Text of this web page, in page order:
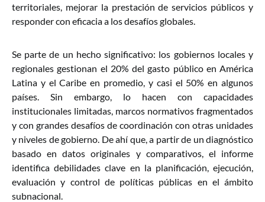
territoriales, mejorar la prestación de servicios públicos y
responder con eficacia a los desafíos globales.
Se parte de un hecho significativo: los gobiernos locales y
regionales gestionan el 20% del gasto público en América
Latina y el Caribe en promedio, y casi el 50% en algunos
países. Sin embargo, lo hacen con capacidades
institucionales limitadas, marcos normativos fragmentados
y con grandes desafíos de coordinación con otras unidades
y niveles de gobierno. De ahí que, a partir de un diagnóstico
basado en datos originales y comparativos, el informe
identifica debilidades clave en la planificación, ejecución,
evaluación y control de políticas públicas en el ámbito
subnacional.